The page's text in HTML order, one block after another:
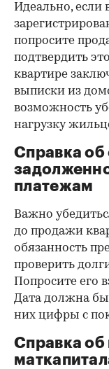
Идеально,
попросите
подтвердить
квартире
выписки из
возможность
нагрузку
Справка об
платежам
Важно
до продажи
обязанность
проверить
Попросите его
Дата должна
них цифры с
Справка об